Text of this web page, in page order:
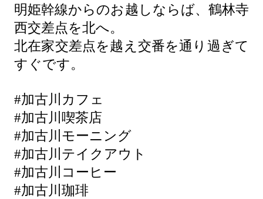
明姫幹線からのお越しならば、鶴林寺
西交差点を北へ。
北在家交差点を越え交番を通り過ぎて
すぐです。
#加古川カフェ
#加古川喫茶店
#加古川モーニング
#加古川テイクアウト
#加古川コーヒー
#加古川珈琲